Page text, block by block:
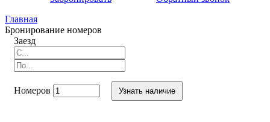
Главная
Бронирование номеров
Заезд
Номеров Узнать наличие